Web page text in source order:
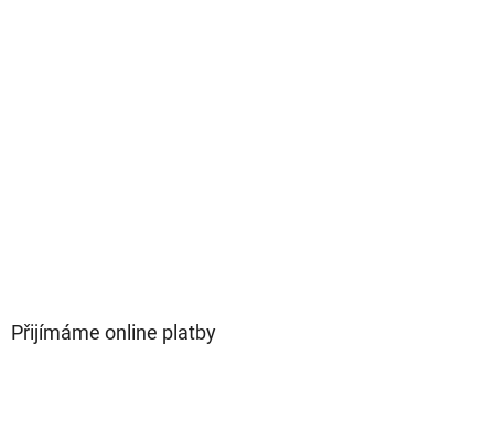
Přijímáme online platby